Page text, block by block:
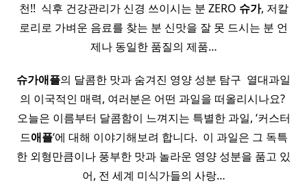
천!! ​ 식후 건강관리가 신경 쓰이시는 분 ZERO 슈가, 저칼
로리로 가벼운 음료를 찾는 분 신맛을 잘 못 드시는 분 언
제나 동일한 품질의 제품…
슈가애플의 달콤한 맛과 숨겨진 영양 성분 탐구 ​ 열대과일
의 이국적인 매력, 여러분은 어떤 과일을 떠올리시나요? ​
오늘은 이름부터 달콤함이 느껴지는 특별한 과일, ‘커스터
드애플‘에 대해 이야기해보려 합니다. ​ 이 과일은 그 독특
한 외형만큼이나 풍부한 맛과 놀라운 영양 성분을 품고 있
어, 전 세계 미식가들의 사랑…